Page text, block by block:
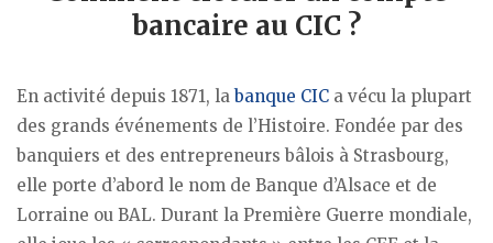
bancaire au CIC ?
En activité depuis 1871, labanque CIC a vécu la plupart
des grands événements de l’Histoire. Fondée par des
banquiers et des entrepreneurs bâlois à Strasbourg,
elle porte d’abord le nom de Banque d’Alsace et de
Lorraine ou BAL. Durant la Première Guerre mondiale,